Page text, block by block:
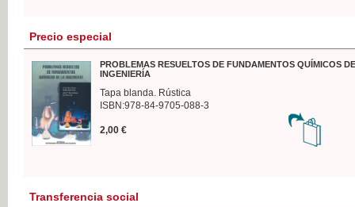
Precio especial
PROBLEMAS RESUELTOS DE FUNDAMENTOS QUÍMICOS
INGENIERÍA
Tapa blanda. Rústica
ISBN:978-84-9705-088-3
2,00 €
Transferencia social